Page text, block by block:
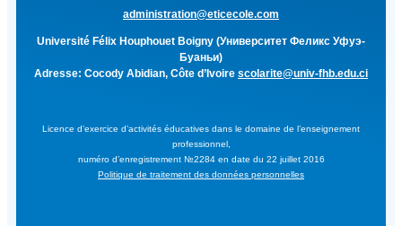
administration@eticecole.com
Université Félix Houphouet Boigny (Университет Феликс Уфуэ-
Буаньи)
Adresse: Cocody Abidian, Côte d’Ivoire scolarite@univ-fhb.edu.ci
Licence d’exercice d’activités éducatives dans le domaine de l’enseignement
professionnel,
numéro d’enregistrement №2284 en date du 22 juillet 2016
Politique de traitement des données personnelles